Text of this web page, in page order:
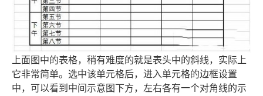
上面图中的表格，稍有难度的就是表头中的斜线，实际上
它非常简单。选中该单元格后，进入单元格的边框设置
中，可以看到中间示意图下方，左右各有一个对角线的示